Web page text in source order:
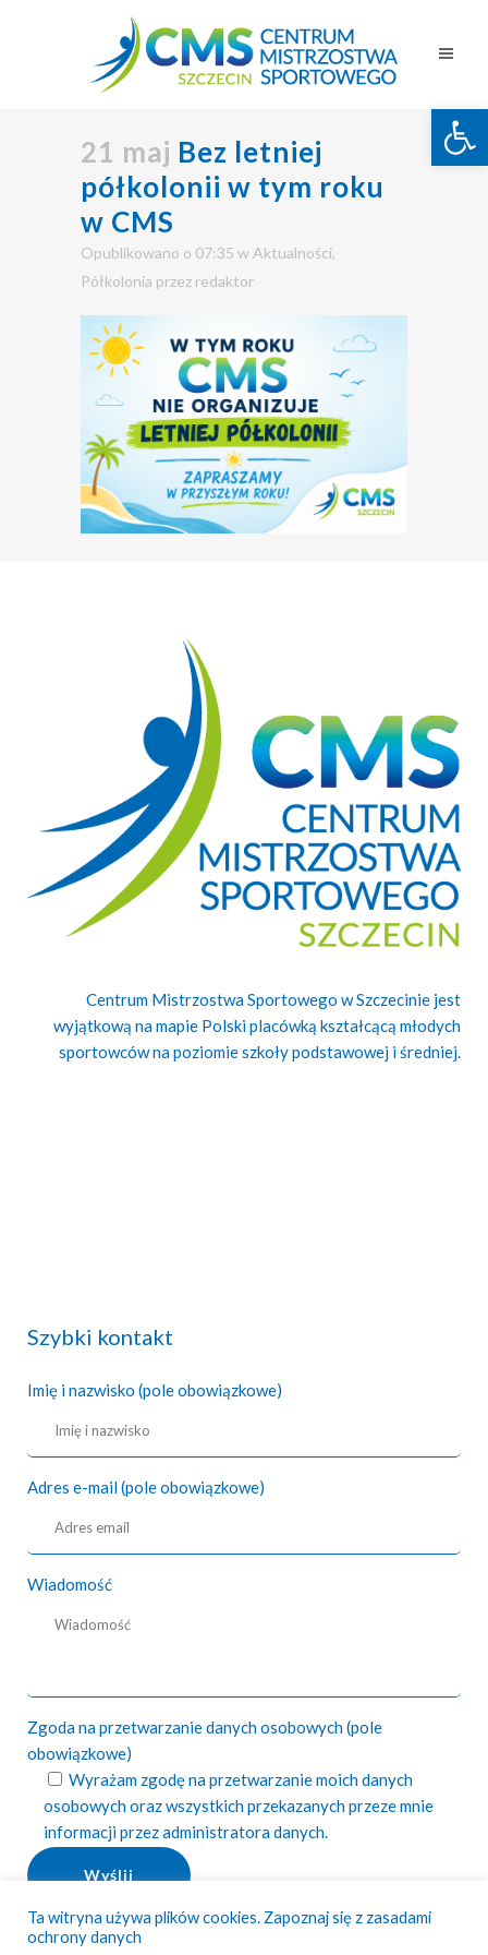
21 maj Bez letniej
półkolonii w tym roku
w CMS
Opublikowano o 07:35 w Aktualności,
Półkolonia przez redaktor
Centrum Mistrzostwa Sportowego w Szczecinie jest
wyjątkową na mapie Polski placówką kształcącą młodych
sportowców na poziomie szkoły podstawowej i średniej.
Szybki kontakt
Imię i nazwisko (pole obowiązkowe)
Adres e-mail (pole obowiązkowe)
Wiadomość
Zgoda na przetwarzanie danych osobowych (pole
obowiązkowe)
Wyrażam zgodę na przetwarzanie moich danych
osobowych oraz wszystkich przekazanych przeze mnie
informacji przez administratora danych.
Please leave this field empty.
Ta witryna używa plików cookies. Zapoznaj się z zasadami
ochrony danych